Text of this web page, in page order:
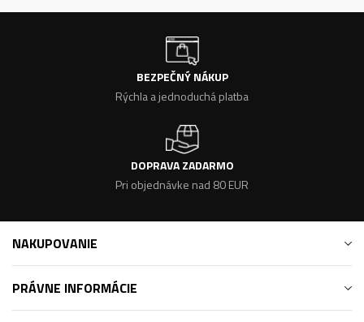
BEZPEČNÝ NÁKUP
Rýchla a jednoduchá platba
DOPRAVA ZADARMO
Pri objednávke nad 80 EUR
NAKUPOVANIE
PRÁVNE INFORMÁCIE